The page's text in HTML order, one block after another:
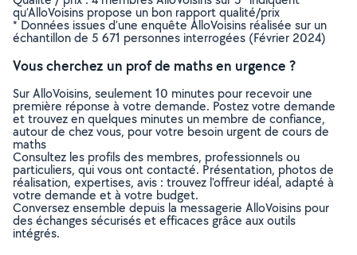
qu’AlloVoisins propose un bon rapport qualité/prix
* Données issues d’une enquête AlloVoisins réalisée sur un
échantillon de 5 671 personnes interrogées (Février 2024)
Vous cherchez un prof de maths en urgence ?
Sur AlloVoisins, seulement 10 minutes pour recevoir une
première réponse à votre demande. Postez votre demande
et trouvez en quelques minutes un membre de confiance,
autour de chez vous, pour votre besoin urgent de cours de
maths
Consultez les profils des membres, professionnels ou
particuliers, qui vous ont contacté. Présentation, photos de
réalisation, expertises, avis : trouvez l'offreur idéal, adapté à
votre demande et à votre budget.
Conversez ensemble depuis la messagerie AlloVoisins pour
des échanges sécurisés et efficaces grâce aux outils
intégrés.